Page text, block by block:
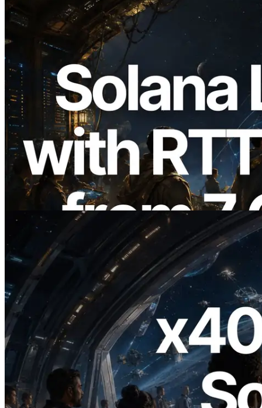
2026.08.05
ERPC expande a Solana Leader Slot API
com medição de ping a partir de 7 regiões
globais — Validators Information API
também lançada
2026.07.04
ERPC lança Solana RPC com suporte a
x402 — A era em que agentes de IA
pagam sob demanda pelas APIs de que